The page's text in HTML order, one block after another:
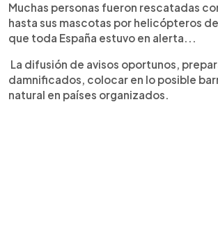
Muchas personas fueron rescatadas
hasta sus mascotas por helicópteros
que toda España estuvo en alerta...
La difusión de avisos oportunos,
damnificados, colocar en lo posible
natural en países organizados.